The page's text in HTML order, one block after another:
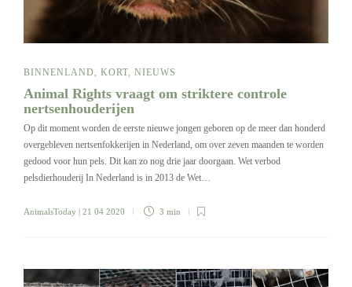
BINNENLAND, KORT, NIEUWS
Animal Rights vraagt om striktere controle
nertsenhouderijen
Op dit moment worden de eerste nieuwe jongen geboren op de meer dan honderd
overgebleven nertsenfokkerijen in Nederland, om over zeven maanden te worden
gedood voor hun pels. Dit kan zo nog drie jaar doorgaan. Wet verbod
pelsdierhouderij In Nederland is in 2013 de Wet…
AnimalsToday | 21 04 2020 3 min